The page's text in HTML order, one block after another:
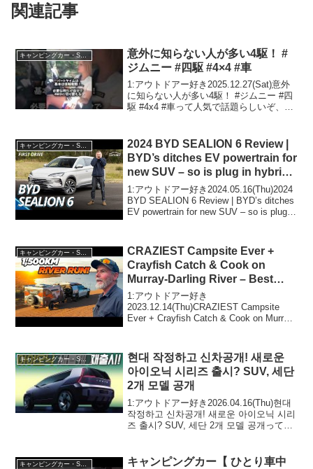
関連記事
キャンピングカー・SUV人気車種
意外に知らない人が多い4駆！ #
ジムニー #四駆 #4×4 #車
1:アウトドアー好き2025.12.27(Sat)意外
に知らない人が多い4駆！ #ジムニー #四
駆 #4x4 #車って人気で話題らしいぞ、見
アウトドアー...
キャンピングカー・SUV人気車種
2024 BYD SEALION 6 Review |
BYD’s ditches EV powertrain for
new SUV – so is plug in hybrid
better?
1:アウトドアー好き2024.05.16(Thu)2024
BYD SEALION 6 Review | BYD’s ditches
EV powertrain for new SUV – so is plug in
CRAZIEST Campsite Ever +
Crayfish Catch & Cook on
Murray-Darling River – Best
Road Trip in NSW!
1:アウトドアー好き
2023.12.14(Thu)CRAZIEST Campsite
Ever + Crayfish Catch & Cook on Murray-
キャンピングカー・SUV人気車種
현대 작정하고 신차공개! 새로운
아이오닉 시리즈 출시? SUV, 세단
2개 모델 공개
1:アウトドアー好き2026.04.16(Thu)현대
작정하고 신차공개! 새로운 아이오닉 시리
즈 출시? SUV, 세단 2개 모델 공개って人
動...
キャンピングカー【 ひとり車中